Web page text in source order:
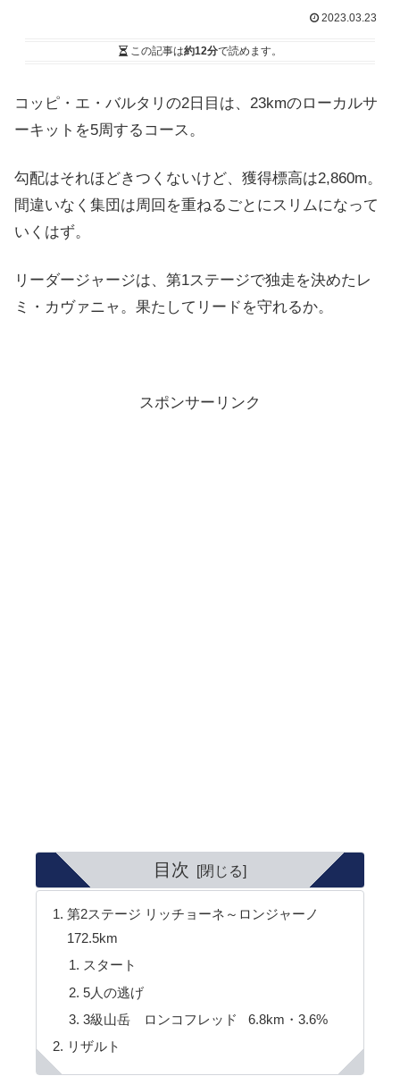
2023.03.23
この記事は約12分で読めます。
コッピ・エ・バルタリの2日目は、23kmのローカルサ
ーキットを5周するコース。
勾配はそれほどきつくないけど、獲得標高は2,860m。
間違いなく集団は周回を重ねるごとにスリムになって
いくはず。
リーダージャージは、第1ステージで独走を決めたレ
ミ・カヴァニャ。果たしてリードを守れるか。
スポンサーリンク
目次
第2ステージ リッチョーネ～ロンジャーノ
172.5km
スタート
5人の逃げ
3級山岳 ロンコフレッド 6.8km・3.6%
リザルト